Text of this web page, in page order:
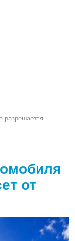
разрешается
от